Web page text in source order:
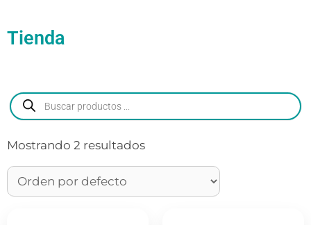
Tienda
Mostrando 2 resultados